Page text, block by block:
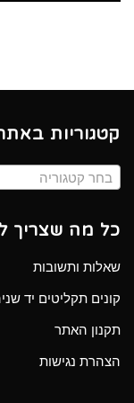
קטגוריות
בחר קטגוריה
כל מה שצריך
שאלות ותשובות
קונים תקליטים יד
תקנון האתר
הצהרת נגישות